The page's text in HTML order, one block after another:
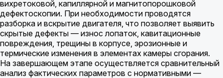
вихретоковой, капиллярной и магнитопорошковой
дефектоскопии. При необходимости проводятся
разборка и вскрытие двигателя, что позволяет выявить
скрытые дефекты — износ лопаток, кавитационные
повреждения, трещины в корпусе, эрозионные и
термические изменения в элементах камеры сгорания.
На завершающем этапе осуществляется сравнительный
анализ фактических параметров с нормативными —